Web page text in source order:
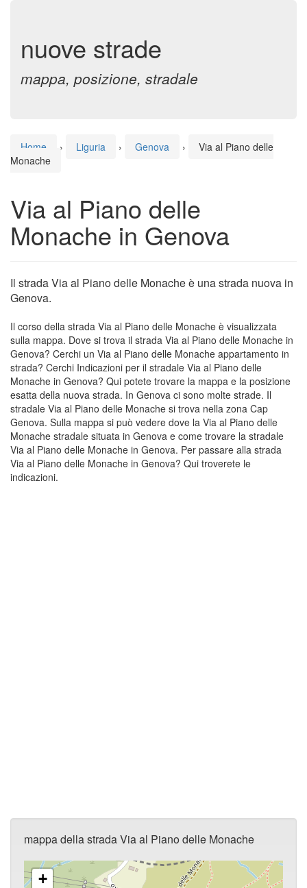
nuove strade
mappa, posizione, stradale
Home › Liguria › Genova ›
Via al Piano delle
Monache
Via al Piano delle
Monache in Genova
Il strada Via al Piano delle Monache è una strada nuova in
Genova.
Il corso della strada Via al Piano delle Monache è visualizzata
sulla mappa. Dove si trova il strada Via al Piano delle Monache in
Genova? Cerchi un Via al Piano delle Monache appartamento in
strada? Cerchi Indicazioni per il stradale Via al Piano delle
Monache in Genova? Qui potete trovare la mappa e la posizione
esatta della nuova strada. In Genova ci sono molte strade. Il
stradale Via al Piano delle Monache si trova nella zona Cap
Genova. Sulla mappa si può vedere dove la Via al Piano delle
Monache stradale situata in Genova e come trovare la stradale
Via al Piano delle Monache in Genova. Per passare alla strada
Via al Piano delle Monache in Genova? Qui troverete le
indicazioni.
mappa della strada Via al Piano delle Monache
+